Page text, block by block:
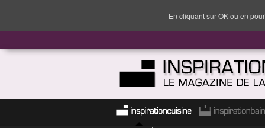
En cliquant sur OK ou en